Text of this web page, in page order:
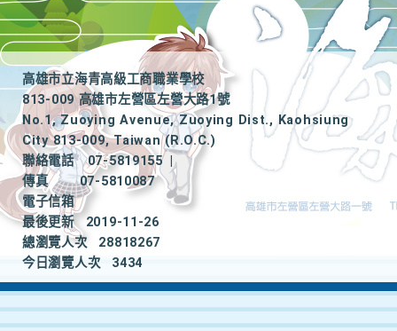
高雄市立海青高級工商職業學校
813-009 高雄市左營區左營大路1號
No.1, Zuoying Avenue, Zuoying Dist., Kaohsiung
City 813-009, Taiwan (R.O.C.)
聯絡電話
07-5819155
|
傳真
07-5810087
電子信箱
最後更新
2019-11-26
總瀏覽人次
28818267
今日瀏覽人次
3434